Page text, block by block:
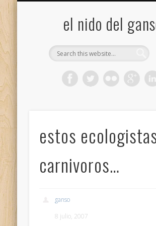
el nido del
estos
carnivoros…
ganso
8 julio, 2007